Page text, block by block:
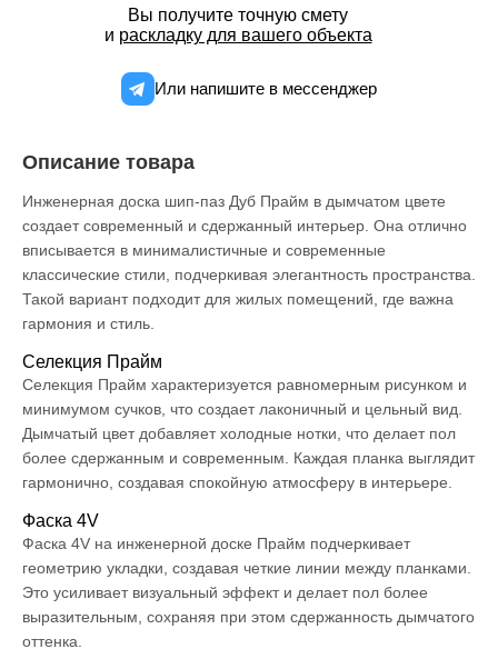
Вы получите точную смету
и раскладку для вашего объекта
Или напишите в мессенджер
Описание товара
Инженерная доска шип-паз Дуб Прайм в дымчатом цвете
создает современный и сдержанный интерьер. Она отлично
вписывается в минималистичные и современные
классические стили, подчеркивая элегантность пространства.
Такой вариант подходит для жилых помещений, где важна
гармония и стиль.
Селекция Прайм
Селекция Прайм характеризуется равномерным рисунком и
минимумом сучков, что создает лаконичный и цельный вид.
Дымчатый цвет добавляет холодные нотки, что делает пол
более сдержанным и современным. Каждая планка выглядит
гармонично, создавая спокойную атмосферу в интерьере.
Фаска 4V
Фаска 4V на инженерной доске Прайм подчеркивает
геометрию укладки, создавая четкие линии между планками.
Это усиливает визуальный эффект и делает пол более
выразительным, сохраняя при этом сдержанность дымчатого
оттенка.